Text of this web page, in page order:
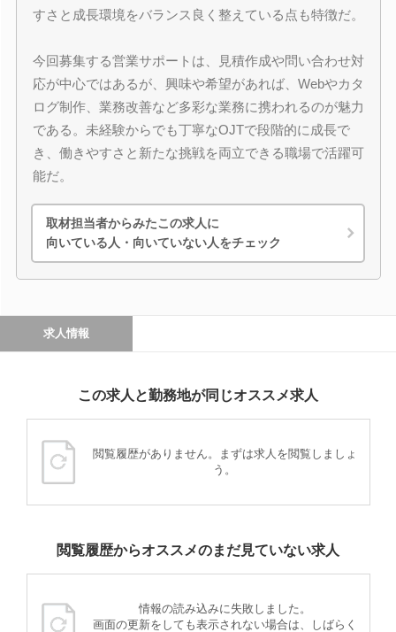
すさと成長環境をバランス良く整えている点も特徴だ。
今回募集する営業サポートは、見積作成や問い合わせ対
応が中心ではあるが、興味や希望があれば、Webやカタ
ログ制作、業務改善など多彩な業務に携われるのが魅力
である。未経験からでも丁寧なOJTで段階的に成長で
き、働きやすさと新たな挑戦を両立できる職場で活躍可
能だ。
取材担当者からみたこの求人に
向いている人・向いていない人をチェック
求人情報
この求人と勤務地が同じオススメ求人
閲覧履歴がありません。まずは求人を閲覧しましょ
う。
閲覧履歴からオススメのまだ見ていない求人
情報の読み込みに失敗しました。
画面の更新をしても表示されない場合は、しばらく